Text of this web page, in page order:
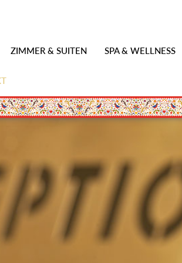
ZIMMER & SUITEN SPA & WELLNESS